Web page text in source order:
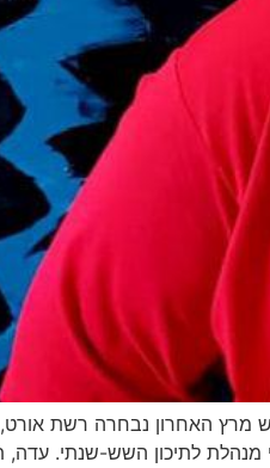
מרץ האחרון נבחרה רשת
מנהלת לתיכון השש-שנתי.